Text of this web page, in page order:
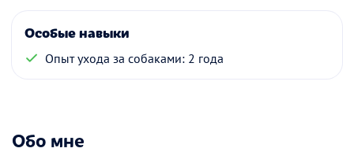
Особые навыки
Опыт ухода за собаками: 2 года
Обо мне